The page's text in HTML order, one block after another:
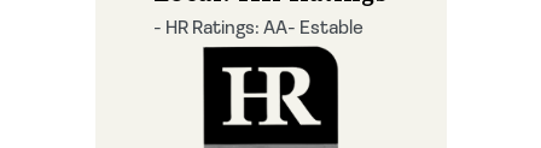
- HR Ratings: AA- Estable